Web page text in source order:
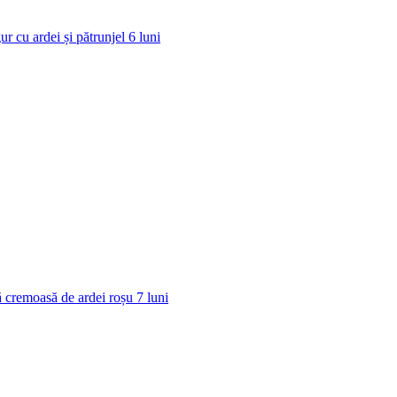
cu ardei și pătrunjel 6 luni
cremoasă de ardei roșu 7 luni